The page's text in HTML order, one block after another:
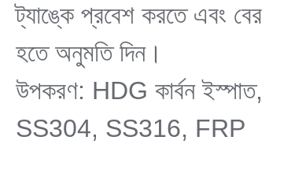
ট্যাঙ্কে প্রবেশ করতে এবং বের
হতে অনুমতি দিন।
উপকরণ: HDG কার্বন ইস্পাত,
SS304, SS316, FRP